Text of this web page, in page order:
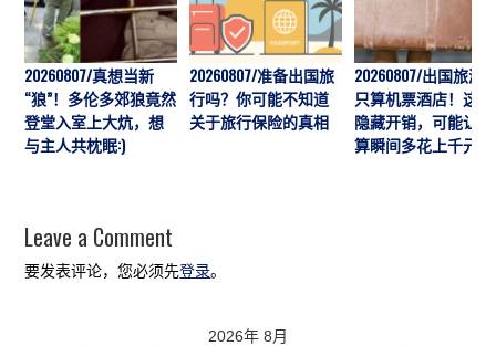
20260807/真想当新
“狼”！多伦多郊狼竟然
登堂入室上大炕，想
与主人共枕眠:)
20260807/准备出国旅
行吗？你可能不知道
关于旅行保险的真相
20260807/出国旅游
只算机票酒店！这7
隐藏开销，可能让预
算瞬间多花上千元
Leave a Comment
要发表评论，您必须先登录。
2026年 8月